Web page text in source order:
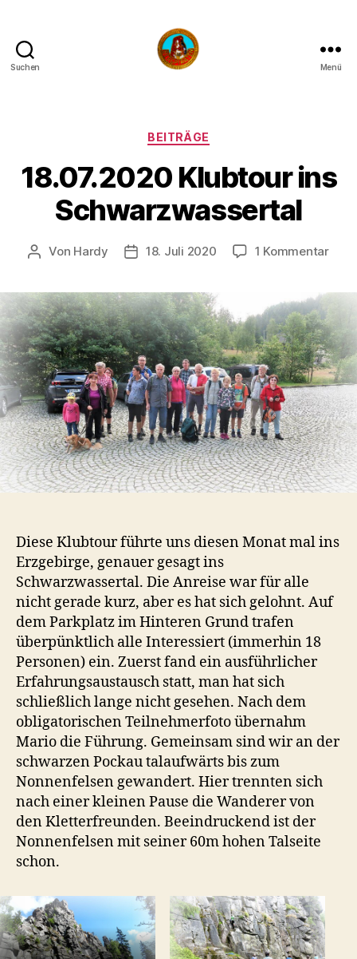
Suchen Menü
Kategorien
BEITRÄGE
18.07.2020 Klubtour ins
Schwarzwassertal
Beitragsautor
Von Hardy Veröffentlichungsdatum
18. Juli 2020 1 Kommentarzu
Diese Klubtour führte uns diesen Monat mal ins
Erzgebirge, genauer gesagt ins
Schwarzwassertal. Die Anreise war für alle
nicht gerade kurz, aber es hat sich gelohnt. Auf
dem Parkplatz im Hinteren Grund trafen
überpünktlich alle Interessiert (immerhin 18
Personen) ein. Zuerst fand ein ausführlicher
Erfahrungsaustausch statt, man hat sich
schließlich lange nicht gesehen. Nach dem
obligatorischen Teilnehmerfoto übernahm
Mario die Führung. Gemeinsam sind wir an der
schwarzen Pockau talaufwärts bis zum
Nonnenfelsen gewandert. Hier trennten sich
nach einer kleinen Pause die Wanderer von
den Kletterfreunden. Beeindruckend ist der
Nonnenfelsen mit seiner 60m hohen Talseite
schon.